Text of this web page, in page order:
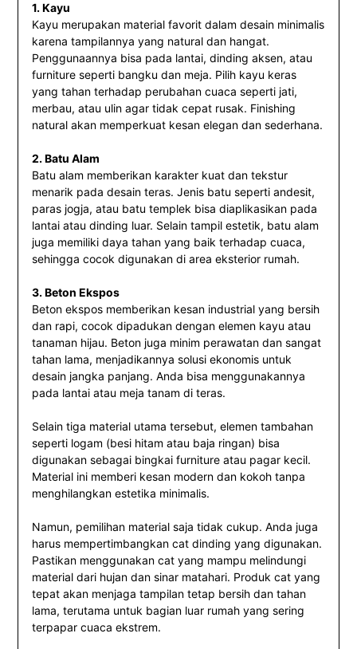
1. Kayu
Kayu merupakan material favorit dalam desain minimalis
karena tampilannya yang natural dan hangat.
Penggunaannya bisa pada lantai, dinding aksen, atau
furniture seperti bangku dan meja. Pilih kayu keras
yang tahan terhadap perubahan cuaca seperti jati,
merbau, atau ulin agar tidak cepat rusak. Finishing
natural akan memperkuat kesan elegan dan sederhana.
2. Batu Alam
Batu alam memberikan karakter kuat dan tekstur
menarik pada desain teras. Jenis batu seperti andesit,
paras jogja, atau batu templek bisa diaplikasikan pada
lantai atau dinding luar. Selain tampil estetik, batu alam
juga memiliki daya tahan yang baik terhadap cuaca,
sehingga cocok digunakan di area eksterior rumah.
3. Beton Ekspos
Beton ekspos memberikan kesan industrial yang bersih
dan rapi, cocok dipadukan dengan elemen kayu atau
tanaman hijau. Beton juga minim perawatan dan sangat
tahan lama, menjadikannya solusi ekonomis untuk
desain jangka panjang. Anda bisa menggunakannya
pada lantai atau meja tanam di teras.
Selain tiga material utama tersebut, elemen tambahan
seperti logam (besi hitam atau baja ringan) bisa
digunakan sebagai bingkai furniture atau pagar kecil.
Material ini memberi kesan modern dan kokoh tanpa
menghilangkan estetika minimalis.
Namun, pemilihan material saja tidak cukup. Anda juga
harus mempertimbangkan cat dinding yang digunakan.
Pastikan menggunakan cat yang mampu melindungi
material dari hujan dan sinar matahari. Produk cat yang
tepat akan menjaga tampilan tetap bersih dan tahan
lama, terutama untuk bagian luar rumah yang sering
terpapar cuaca ekstrem.